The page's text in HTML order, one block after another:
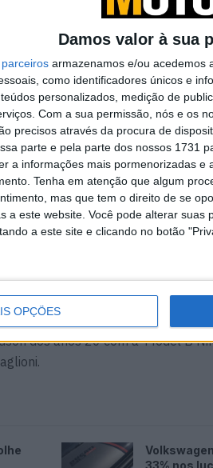
Damos valor à sua
parceiros armazenamos e/ou acedemos
como identificadores únicos e
personalizados, medição de
Com a sua permissão, nós e os
precisos através da procura de
parte e pela parte dos nossos 1731
a informações mais pormenorizadas
Tenha em atenção que algum
mas que tem o direito de se
a este website. Você pode alterar
a este site e clicando no botão
OPÇÕES
2026
uma moto BSA chamada
coroada vencedora do Prémio
de 200 euros. A moto foi
V-twin S&S.
tido sucesso, foi a Harley-
do Campeonato Mundial AMD.
Bad Boys Garage em Monza-
Houve também uma
dos anos 20 com a ‘Model B
33% nos